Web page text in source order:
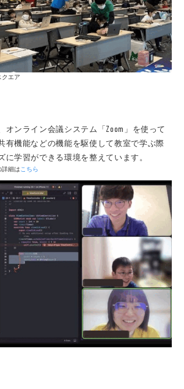
クエア
オンライン会議システム「Zoom」を使って
有機能などの機能を駆使して教室で学ぶ際
に学習ができる環境を整えています。
詳細は こちら